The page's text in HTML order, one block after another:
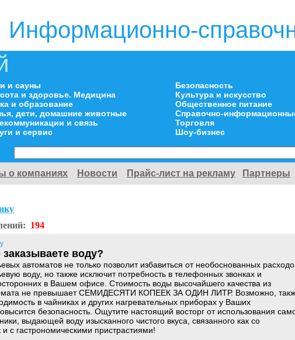
Информационно-
и сауны
и здоровье. Медицина
и образование
дети, домашние животные
и связь
и сервис
Безопасность
Культура и искусство
Общественное питание
Справочно-
Торговля
Шоу-бизнес
о компаниях Новости Прайс-лист на рекламу Партнеры
194
воду?
автоматов не только позволит избавиться от необоснованных
воду, но также исключит потребность в телефонных звонках и
в Вашем офисе. Стоимость воды высочайшего качества из
не превышает СЕМИДЕСЯТИ КОПЕЕК ЗА ОДИН ЛИТР. Возможно,
в чайниках и других нагревательных приборах у Ваших
безопасность. Ощутите настоящий восторг от использования
выдающей воду изысканного чистого вкуса, связанного как со
и с гастрономическими пристрастиями!